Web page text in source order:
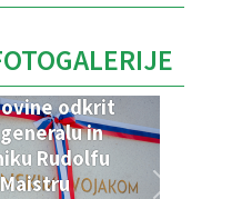
vojaške
odkrit
in
Rudolfu
Maistru